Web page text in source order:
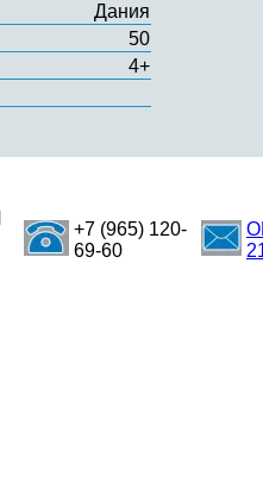
Дания
50
4+
+7 (965) 120-
69-60